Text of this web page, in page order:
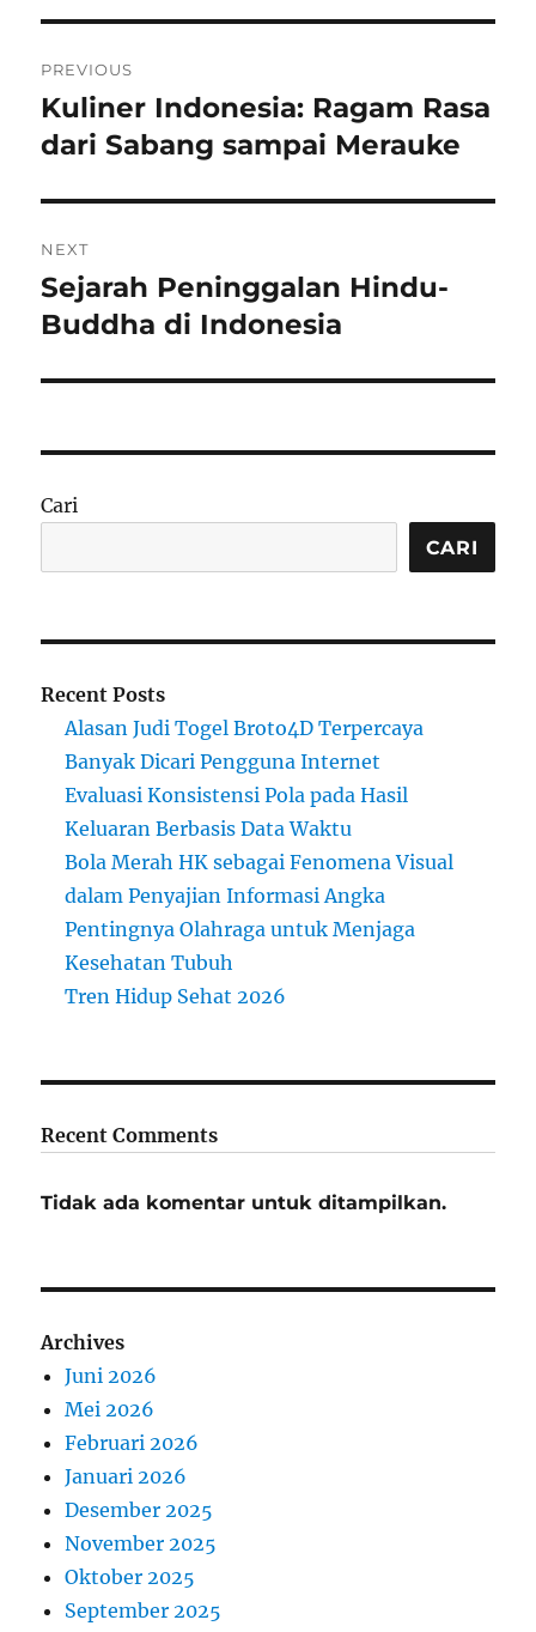
pos
PREVIOUS
Previous
post:
Kuliner Indonesia: Ragam Rasa
dari Sabang sampai Merauke
NEXT
Next
post:
Sejarah Peninggalan Hindu-
Buddha di Indonesia
Cari
CARI
Recent Posts
Alasan Judi Togel Broto4D Terpercaya
Banyak Dicari Pengguna Internet
Evaluasi Konsistensi Pola pada Hasil
Keluaran Berbasis Data Waktu
Bola Merah HK sebagai Fenomena Visual
dalam Penyajian Informasi Angka
Pentingnya Olahraga untuk Menjaga
Kesehatan Tubuh
Tren Hidup Sehat 2026
Recent Comments
Tidak ada komentar untuk ditampilkan.
Archives
Juni 2026
Mei 2026
Februari 2026
Januari 2026
Desember 2025
November 2025
Oktober 2025
September 2025